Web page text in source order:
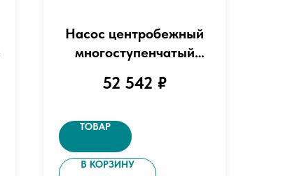
Насос центробежный
многоступенчатый
модель EVP10Н-5
52 542 ₽
ТОВАР
В КОРЗИНУ